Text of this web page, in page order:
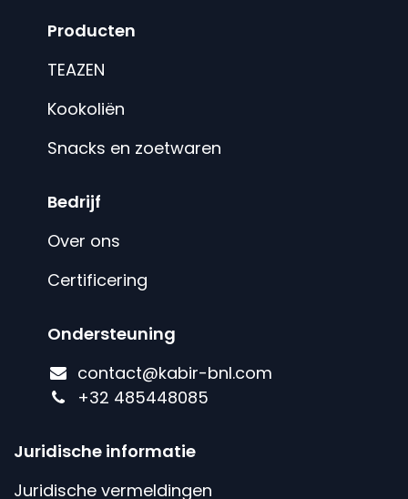
Producten
TEAZEN
Kookoliën
Snacks en zoetwaren
Bedrijf
Over ons
Certificering
Ondersteuning
contact@kabir-bnl.com
+32 485448085
Juridische informatie
Juridische vermeldingen